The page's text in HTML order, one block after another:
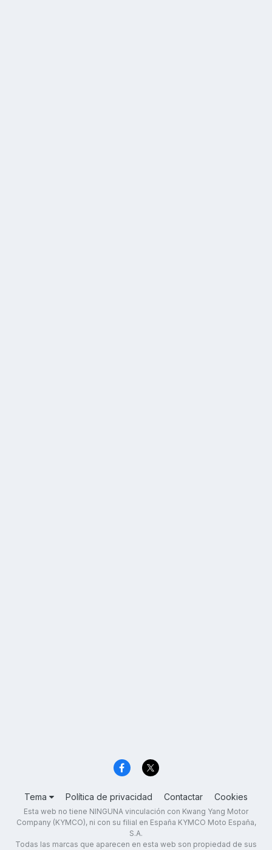
Tema Política de privacidad Contactar Cookies
Esta web no tiene NINGUNA vinculación con Kwang Yang Motor
Company (KYMCO), ni con su filial en España KYMCO Moto España,
S.A.
Todas las marcas que aparecen en esta web son propiedad de sus